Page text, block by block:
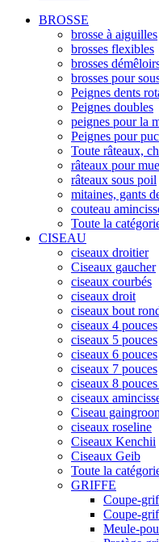
BROSSE
brosse à aiguilles
brosses flexibles
brosses
brosses pour
Peignes dents
Peignes doubles
peignes pour la
Peignes pour
Toute râteaux,
râteaux pour mue
râteaux sous poil
mitaines, gants
couteau
Toute la
CISEAU
ciseaux droitier
Ciseaux gaucher
ciseaux courbés
ciseaux droit
ciseaux bout
ciseaux 4 pouces
ciseaux 5 pouces
ciseaux 6 pouces
ciseaux 7 pouces
ciseaux 8
ciseaux
Ciseau
ciseaux roseline
Ciseaux Kenchii
Ciseaux Geib
Toute la
GRIFFE
Coupe-
Coupe-
Meule-